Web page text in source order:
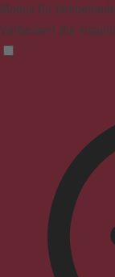
Modus für
Verbessert die